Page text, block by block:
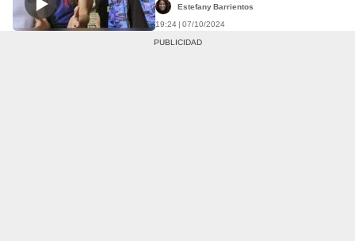
Estefany Barrientos
19:24 | 07/10/2024